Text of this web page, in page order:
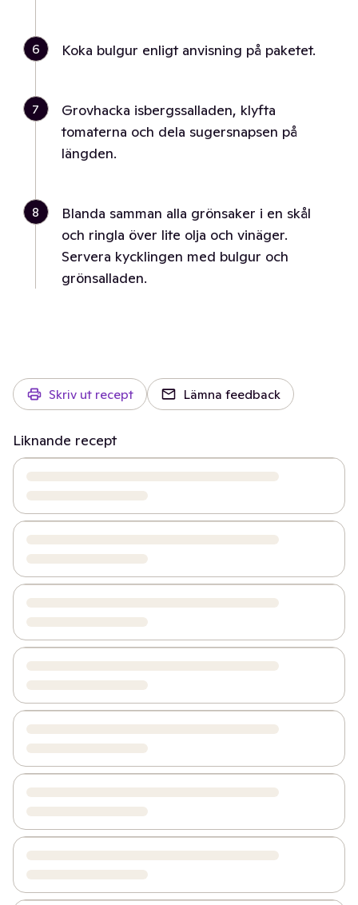
6 Koka bulgur enligt anvisning på paketet.
7
Grovhacka isbergssalladen, klyfta
tomaterna och dela sugersnapsen på
längden.
8
Blanda samman alla grönsaker i en skål
och ringla över lite olja och vinäger.
Servera kycklingen med bulgur och
grönsalladen.
Skriv ut recept Lämna feedback
Liknande recept